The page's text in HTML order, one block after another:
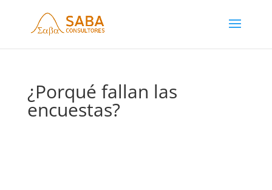
¿Porqué fallan las
encuestas?